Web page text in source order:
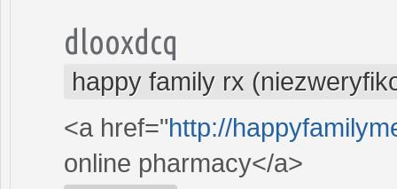
dlooxdcq
happy family rx
<a href="http://
online pharmacy</a>